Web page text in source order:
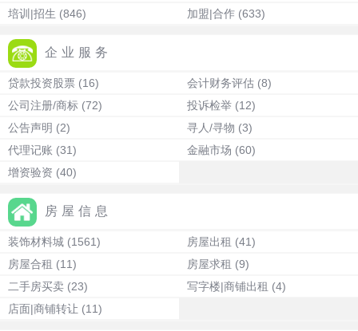
培训|招生 (846) 加盟|合作 (633)
企业服务
贷款投资股票 (16) 会计财务评估 (8)
公司注册/商标 (72) 投诉检举 (12)
公告声明 (2) 寻人/寻物 (3)
代理记账 (31) 金融市场 (60)
增资验资 (40)
房屋信息
装饰材料城 (1561) 房屋出租 (41)
房屋合租 (11) 房屋求租 (9)
二手房买卖 (23) 写字楼|商铺出租 (4)
店面|商铺转让 (11)